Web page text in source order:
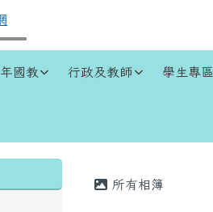
訊網
國教 行政及教師 學生專區
主內容區域
所有相簿